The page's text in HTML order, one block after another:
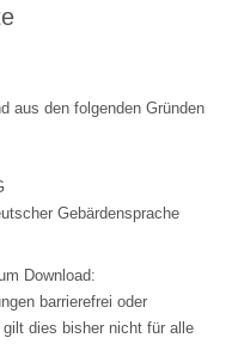
aus den folgenden Gründen
Gebärdensprache
Download:
barrierefrei oder
gilt dies bisher nicht für alle